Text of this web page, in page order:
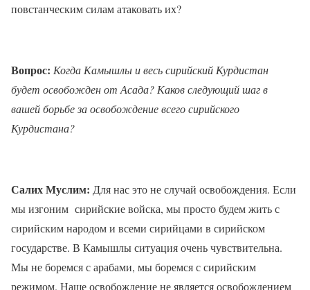
повстанческим силам атаковать их?
Вопрос: Когда Камышлы и весь сирийский Курдистан
будет освобожден от Асада? Каков следующий шаг в
вашей борьбе за освобождение всего сирийского
Курдистана?
Салих Муслим: Для нас это не случай освобождения. Если
мы изгоним сирийские войска, мы просто будем жить с
сирийским народом и всеми сирийцами в сирийском
государстве. В Камышлы ситуация очень чувствительна.
Мы не боремся с арабами, мы боремся с сирийским
режимом. Наше освобождение не является освобождением